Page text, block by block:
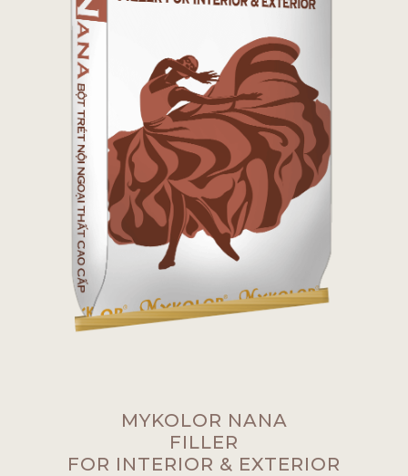
MYKOLOR NANA
FILLER
FOR INTERIOR & EXTERIOR